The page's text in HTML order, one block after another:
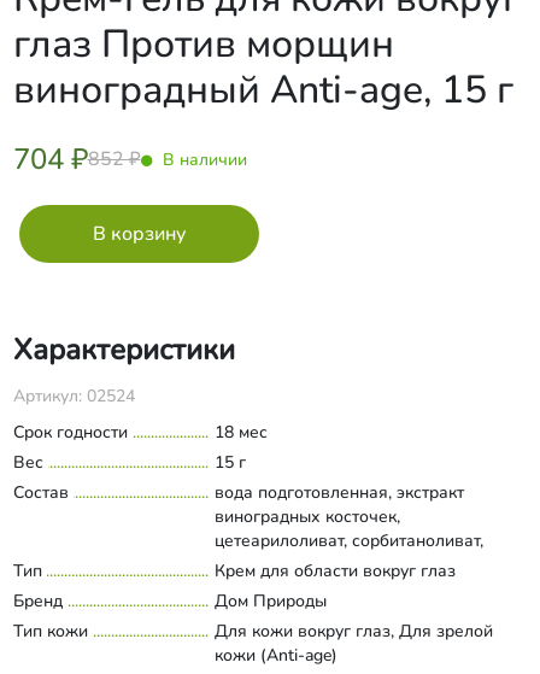
глаз Против морщин
виноградный Anti-age, 15 г
704 ₽852 ₽ В наличии
Характеристики
Артикул: 02524
Срок годности
18 мес
Вес
15 г
Состав
вода подготовленная, экстракт
виноградных косточек,
цетеарилоливат, сорбитаноливат,
миоксинол, масло ши, масло
аргановое, ксантано-вая камедь,
гиалуроновая кислота, аллантоин,
сквалан, каприлик/каприк
триглицерид, коллаген, лецитин,
Развернуть состав
Тип
Крем для области вокруг глаз
Бренд
Дом Природы
Тип кожи
Для кожи вокруг глаз, Для зрелой
кожи (Anti-age)